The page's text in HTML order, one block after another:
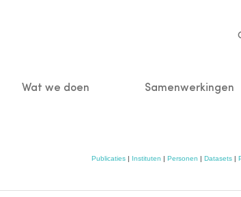
Wat we doen Samenwerkingen
Publicaties| Instituten | Personen | Datasets|